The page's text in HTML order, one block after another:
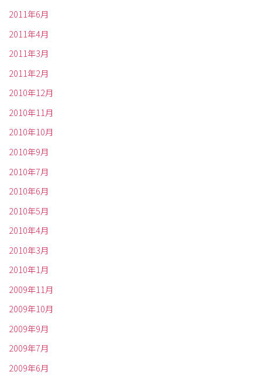
2011年6月
2011年4月
2011年3月
2011年2月
2010年12月
2010年11月
2010年10月
2010年9月
2010年7月
2010年6月
2010年5月
2010年4月
2010年3月
2010年1月
2009年11月
2009年10月
2009年9月
2009年7月
2009年6月